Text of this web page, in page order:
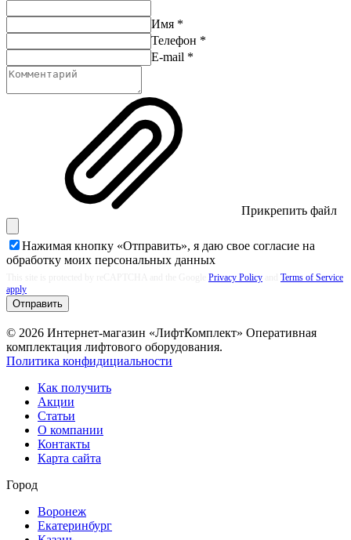
Имя *
Телефон *
E-mail *
Прикрепить файл
Нажимая кнопку «Отправить», я даю свое согласие на
обработку моих персональных данных
Privacy Policy
Terms of Service
apply
Отправить
© 2026 Интернет-магазин «ЛифтКомплект» Оперативная
комплектация лифтового оборудования.
Политика конфидициальности
Как получить
Акции
Статьи
О компании
Контакты
Карта сайта
Город
Воронеж
Екатеринбург